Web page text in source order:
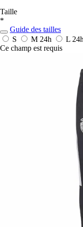
Taille
*
Guide des tailles
S
M 24h L 24h
Ce champ est requis